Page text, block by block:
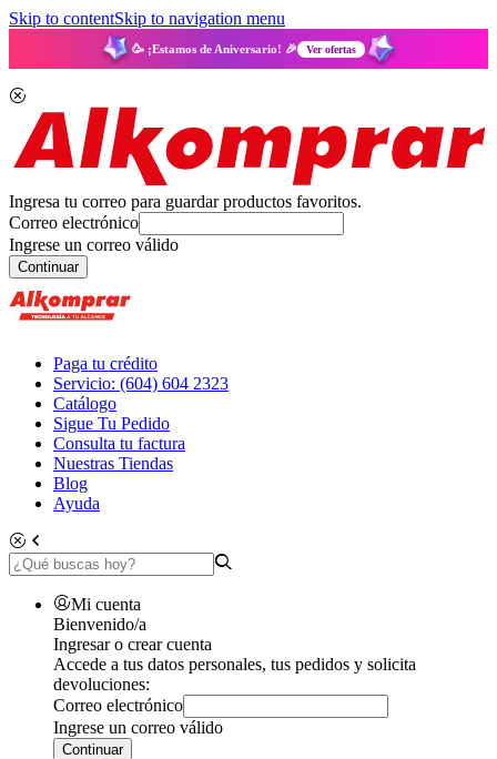
Skip to contentSkip to navigation menu
🥳 ¡Estamos de Aniversario! 🎉 Ver ofertas
Ingresa tu correo para guardar productos favoritos.
Correo electrónico
Ingrese un correo válido
Continuar
Paga tu crédito
Servicio: (604) 604 2323
Catálogo
Sigue Tu Pedido
Consulta tu factura
Nuestras Tiendas
Blog
Ayuda
Mi cuenta
Bienvenido/a
Ingresar o crear cuenta
Accede a tus datos personales, tus pedidos y solicita
devoluciones:
Correo electrónico
Ingrese un correo válido
Continuar